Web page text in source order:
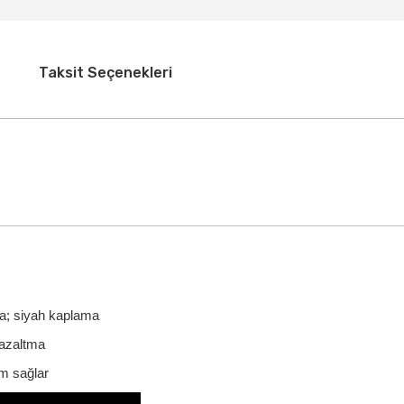
Taksit Seçenekleri
siyah kaplama
sağlar